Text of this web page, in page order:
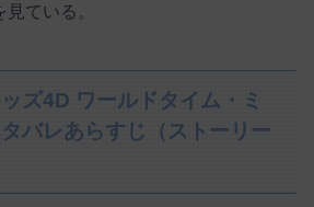
ている。
ズ4D ワールドタイム・ミ
バレあらすじ（ストーリー